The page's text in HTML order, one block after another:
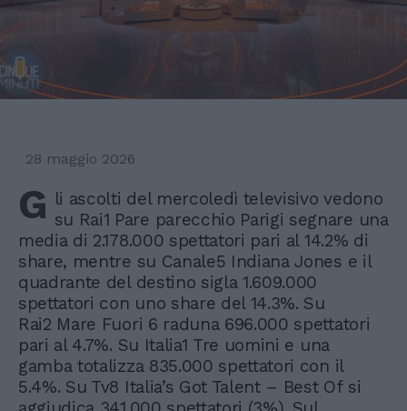
28 maggio 2026
G li ascolti del mercoledì televisivo vedono
su Rai1 Pare parecchio Parigi segnare una
media di 2.178.000 spettatori pari al 14.2% di
share, mentre su Canale5 Indiana Jones e il
quadrante del destino sigla 1.609.000
spettatori con uno share del 14.3%. Su
Rai2 Mare Fuori 6 raduna 696.000 spettatori
pari al 4.7%. Su Italia1 Tre uomini e una
gamba totalizza 835.000 spettatori con il
5.4%. Su Tv8 Italia’s Got Talent – Best Of si